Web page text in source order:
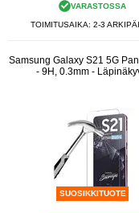
VARASTOSSA
TOIMITUSAIKA: 2-3
Samsung Galaxy S21 5G
- 9H, 0.3mm -
SUOSIKKITUOTE